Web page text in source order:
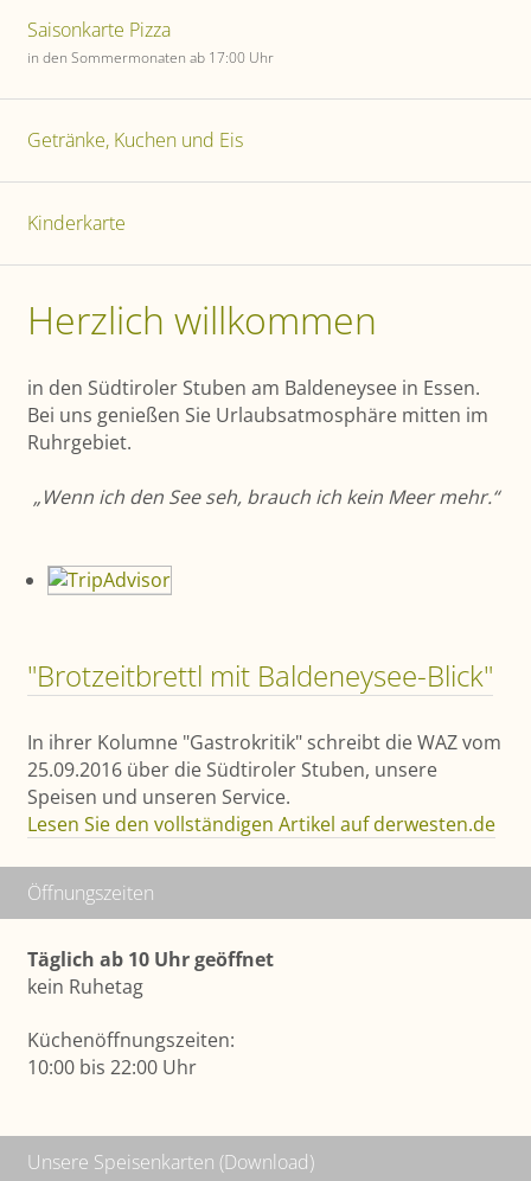
Saisonkarte Pizza
in den Sommermonaten ab 17:00 Uhr
Getränke, Kuchen und Eis
Kinderkarte
Herzlich willkommen
in den Südtiroler Stuben am Baldeneysee in Essen.
Bei uns genießen Sie Urlaubs­atmosphäre mitten im
Ruhrgebiet.
„Wenn ich den See seh, brauch ich kein Meer mehr.“
"Brotzeitbrettl mit Baldeneysee-Blick"
In ihrer Kolumne "Gastrokritik" schreibt die WAZ vom
25.09.2016 über die Südtiroler Stuben, unsere
Speisen und unseren Service.
Lesen Sie den vollständigen Artikel auf derwesten.de
Öffnungszeiten
Täglich ab 10 Uhr geöffnet
kein Ruhetag
Küchenöffnungszeiten:
10:00 bis 22:00 Uhr
Unsere Speisenkarten (Download)